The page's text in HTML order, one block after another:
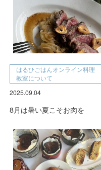
はるひごはんオンライン料理
教室について
2025.09.04
8月は暑い夏こそお肉を